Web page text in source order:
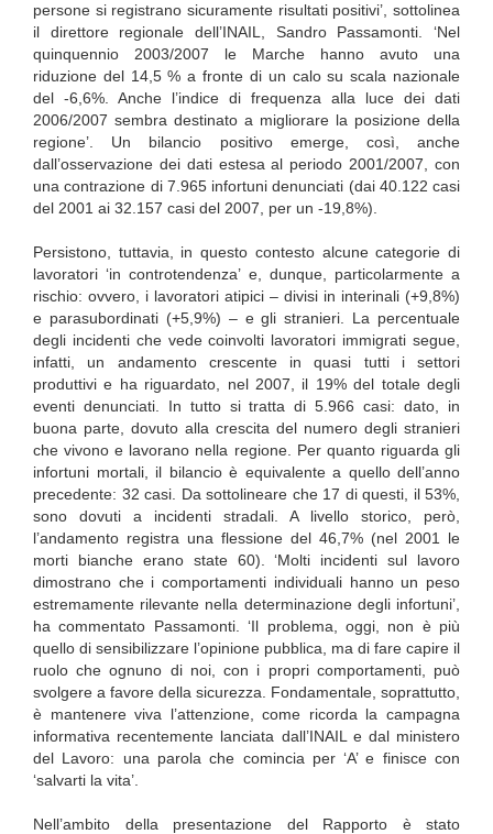
persone si registrano sicuramente risultati positivi’, sottolinea
il direttore regionale dell’INAIL, Sandro Passamonti. ‘Nel
quinquennio 2003/2007 le Marche hanno avuto una
riduzione del 14,5 % a fronte di un calo su scala nazionale
del -6,6%. Anche l’indice di frequenza alla luce dei dati
2006/2007 sembra destinato a migliorare la posizione della
regione’. Un bilancio positivo emerge, così, anche
dall’osservazione dei dati estesa al periodo 2001/2007, con
una contrazione di 7.965 infortuni denunciati (dai 40.122 casi
del 2001 ai 32.157 casi del 2007, per un -19,8%).
Persistono, tuttavia, in questo contesto alcune categorie di
lavoratori ‘in controtendenza’ e, dunque, particolarmente a
rischio: ovvero, i lavoratori atipici – divisi in interinali (+9,8%)
e parasubordinati (+5,9%) – e gli stranieri. La percentuale
degli incidenti che vede coinvolti lavoratori immigrati segue,
infatti, un andamento crescente in quasi tutti i settori
produttivi e ha riguardato, nel 2007, il 19% del totale degli
eventi denunciati. In tutto si tratta di 5.966 casi: dato, in
buona parte, dovuto alla crescita del numero degli stranieri
che vivono e lavorano nella regione. Per quanto riguarda gli
infortuni mortali, il bilancio è equivalente a quello dell’anno
precedente: 32 casi. Da sottolineare che 17 di questi, il 53%,
sono dovuti a incidenti stradali. A livello storico, però,
l’andamento registra una flessione del 46,7% (nel 2001 le
morti bianche erano state 60). ‘Molti incidenti sul lavoro
dimostrano che i comportamenti individuali hanno un peso
estremamente rilevante nella determinazione degli infortuni’,
ha commentato Passamonti. ‘Il problema, oggi, non è più
quello di sensibilizzare l’opinione pubblica, ma di fare capire il
ruolo che ognuno di noi, con i propri comportamenti, può
svolgere a favore della sicurezza. Fondamentale, soprattutto,
è mantenere viva l’attenzione, come ricorda la campagna
informativa recentemente lanciata dall’INAIL e dal ministero
del Lavoro: una parola che comincia per ‘A’ e finisce con
‘salvarti la vita’.
Nell’ambito della presentazione del Rapporto è stato